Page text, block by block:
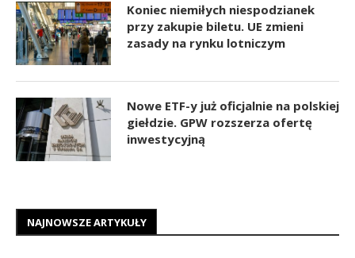
Koniec niemiłych niespodzianek
przy zakupie biletu. UE zmieni
zasady na rynku lotniczym
Nowe ETF-y już oficjalnie na polskiej
giełdzie. GPW rozszerza ofertę
inwestycyjną
NAJNOWSZE ARTYKUŁY